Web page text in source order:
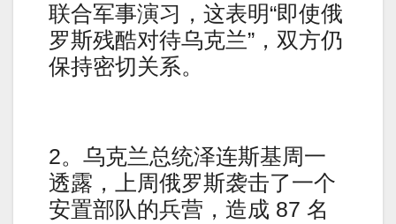
联合军事演习，这表明“即使俄
罗斯残酷对待乌克兰”，双方仍
保持密切关系。
2。乌克兰总统泽连斯基周一
透露，上周俄罗斯袭击了一个
安置部队的兵营，造成 87 名